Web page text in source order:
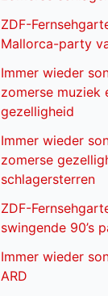
ZDF-
Mallorca-party
Immer wieder
zomerse muziek
gezelligheid
Immer wieder
zomerse
schlagersterren
ZDF-
swingende 90’s
Immer wieder
ARD